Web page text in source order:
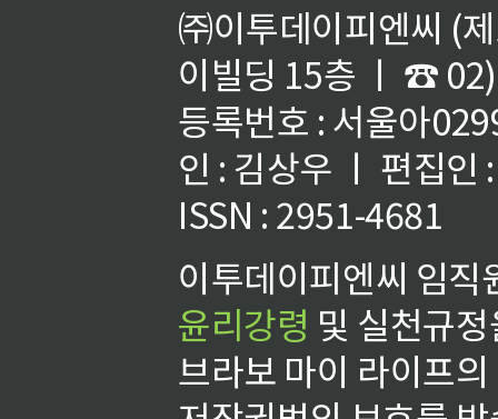
㈜이투데이피엔씨 (
이빌딩 15층 ㅣ ☎
등록번호 : 서울아
인 : 김상우 ㅣ 편집인
ISSN : 2951-4681
이투데이피엔씨 임
윤리강령 및 실천규
브라보 마이 라이프